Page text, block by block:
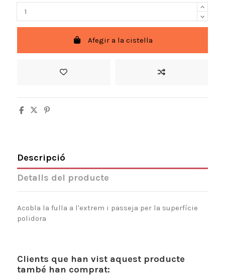
Afegir a la cistella
Descripció
Detalls del producte
Acobla la fulla a l'extrem i passeja per la superfície
polidora
Clients que han vist aquest producte
també han comprat: